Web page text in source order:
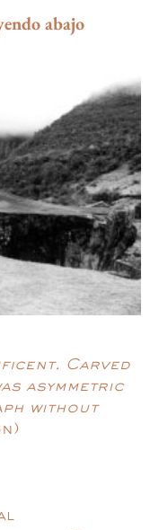
abajo
Carved
asymmetric
without